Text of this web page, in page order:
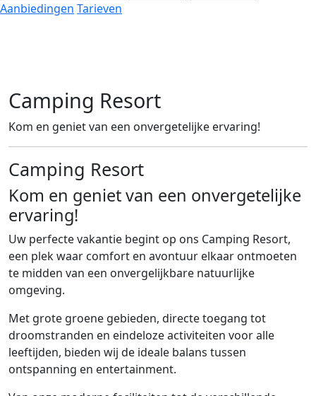
Aanbiedingen Tarieven
Camping Resort
Kom en geniet van een onvergetelijke ervaring!
Camping Resort
Kom en geniet van een onvergetelijke
ervaring!
Uw perfecte vakantie begint op ons Camping Resort,
een plek waar comfort en avontuur elkaar ontmoeten
te midden van een onvergelijkbare natuurlijke
omgeving.
Met grote groene gebieden, directe toegang tot
droomstranden en eindeloze activiteiten voor alle
leeftijden, bieden wij de ideale balans tussen
ontspanning en entertainment.